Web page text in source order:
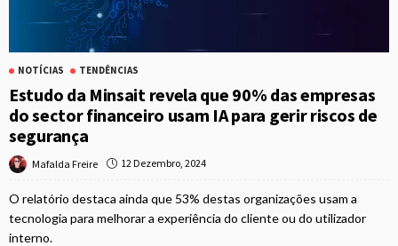
NOTÍCIAS TENDÊNCIAS
Estudo da Minsait revela que 90% das empresas
do sector financeiro usam IA para gerir riscos de
segurança
Mafalda Freire 12 Dezembro, 2024
O relatório destaca ainda que 53% destas organizações usam a
tecnologia para melhorar a experiência do cliente ou do utilizador
interno.